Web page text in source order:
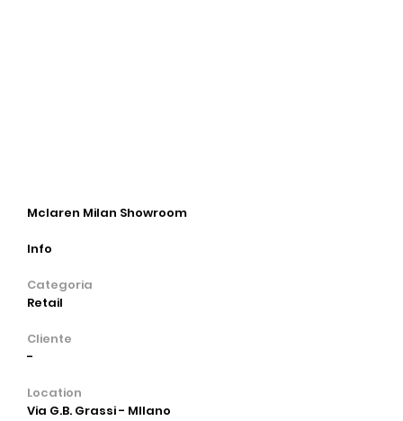
Mclaren Milan Showroom
Info
Categoria
Retail
Cliente
-
Location
Via G.B. Grassi - MIlano